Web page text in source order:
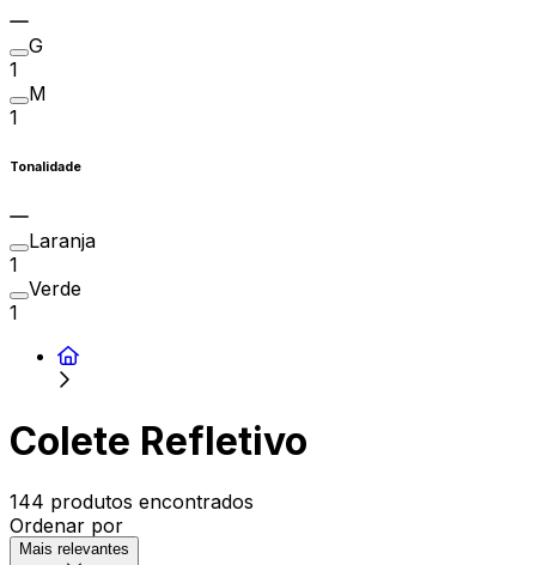
G
1
M
1
Tonalidade
Laranja
1
Verde
1
Colete Refletivo
144 produtos encontrados
Ordenar por
Mais relevantes